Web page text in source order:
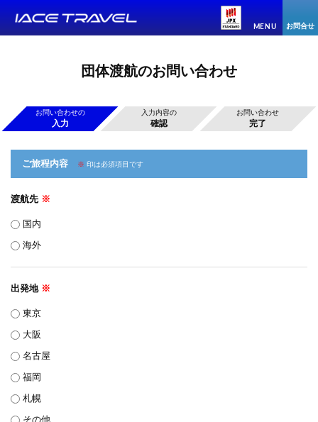
MENU お問合せ
団体渡航のお問い合わせ
お問い合わせの
入力
入力内容の
確認
お問い合わせ
完了
ご旅程内容 ※ 印は必須項目です
渡航先 ※
国内
海外
出発地 ※
東京
大阪
名古屋
福岡
札幌
その他